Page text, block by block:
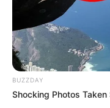
comprometeram a pagar
1º Encontro Estadual
VS, gratificações ...
BUZZDAY
Shocking Photos